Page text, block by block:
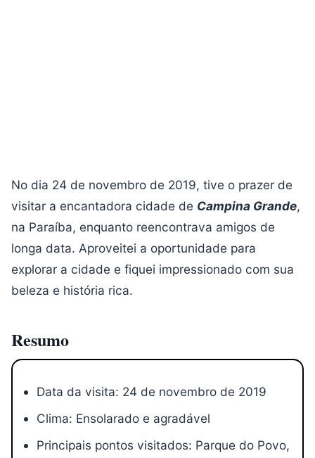
No dia 24 de novembro de 2019, tive o prazer de
visitar a encantadora cidade de Campina Grande,
na Paraíba, enquanto reencontrava amigos de
longa data. Aproveitei a oportunidade para
explorar a cidade e fiquei impressionado com sua
beleza e história rica.
Resumo
Data da visita: 24 de novembro de 2019
Clima: Ensolarado e agradável
Principais pontos visitados: Parque do Povo,